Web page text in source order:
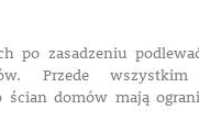
po zasadzeniu
Przede
ścian domów mają